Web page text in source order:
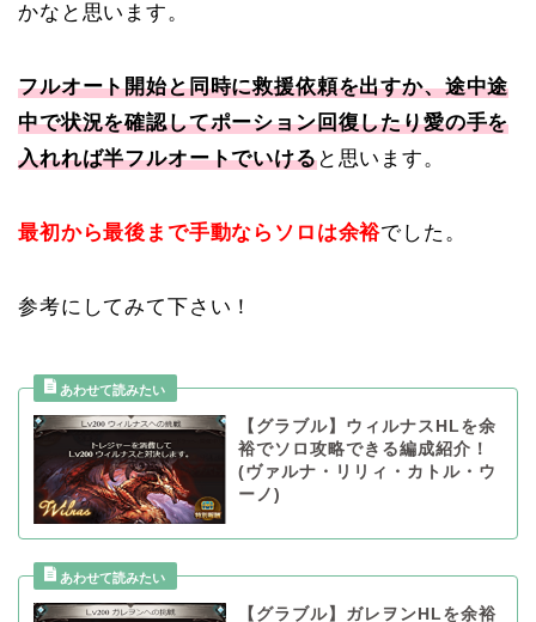
かなと思います。
フルオート開始と同時に救援依頼を出すか、途中途
中で状況を確認してポーション回復したり愛の手を
入れれば半フルオートでいけると思います。
最初から最後まで手動ならソロは余裕でした。
参考にしてみて下さい！
【グラブル】ウィルナスHLを余
裕でソロ攻略できる編成紹介！
(ヴァルナ・リリィ・カトル・ウ
ーノ)
【グラブル】ガレヲンHLを余裕